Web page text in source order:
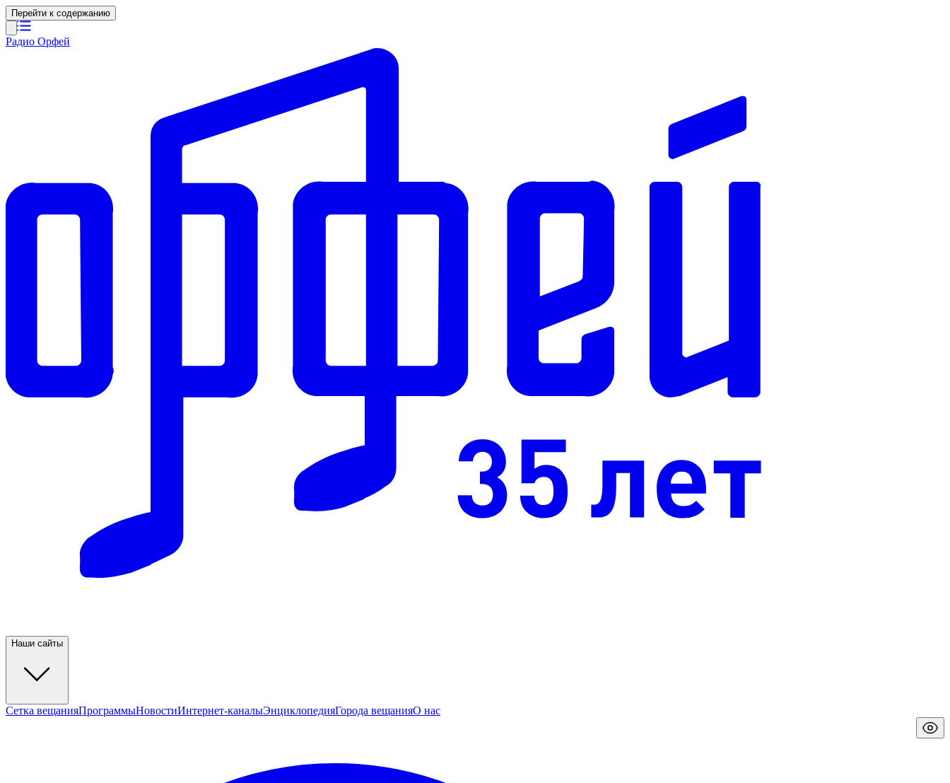
Перейти к содержанию
Радио Орфей
Наши сайты
Сетка вещанияПрограммыНовостиИнтернет-каналыЭнциклопедияГорода вещанияО нас